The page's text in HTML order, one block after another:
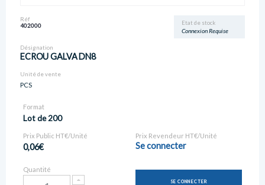
Etat de stock
Connexion Requise
Réf
402000
Désignation
ECROU GALVA DN8
Unité de vente
PCS
Format
Lot de 200
Prix Public HT€/Unité
0,06€
Prix Revendeur HT€/Unité
Se connecter
Quantité
SE CONNECTER